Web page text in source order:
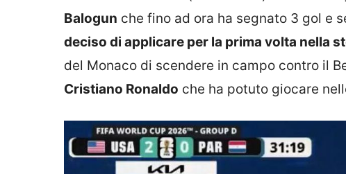
Balogun che fino ad ora ha segnato 3 gol e
deciso di applicare per la prima volta nella
del Monaco di scendere in campo contro il
Cristiano Ronaldo che ha potuto giocare